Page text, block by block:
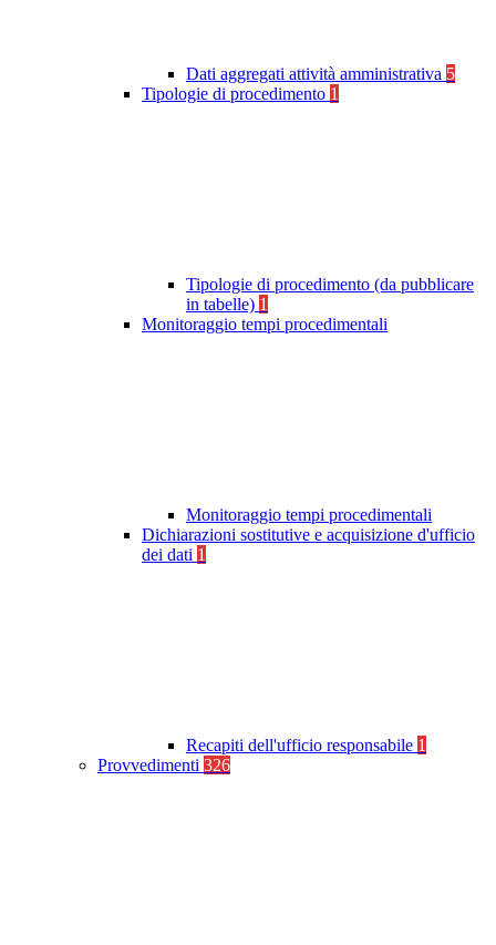
Dati aggregati attività amministrativa 5
Tipologie di procedimento 1
Tipologie di procedimento (da pubblicare
in tabelle) 1
Monitoraggio tempi procedimentali
Monitoraggio tempi procedimentali
Dichiarazioni sostitutive e acquisizione d'ufficio
dei dati 1
Recapiti dell'ufficio responsabile 1
Provvedimenti 326